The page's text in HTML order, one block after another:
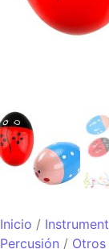
Inicio /
Percusión / Otros